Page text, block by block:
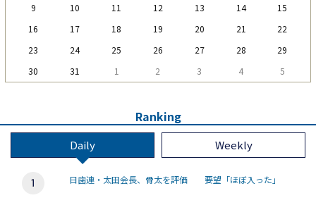
9
10 11 12 13 14
15
16
17 18 19 20 21
22
23
24 25 26 27 28
29
30
31 1 2 3 4 5
Ranking
Daily Weekly
日歯連・太田会長、骨太を評価 要望「ほぼ入った」